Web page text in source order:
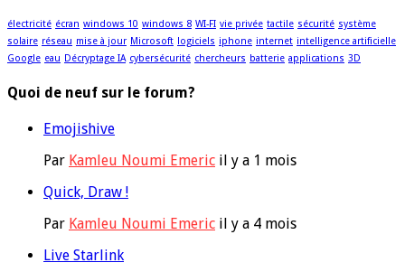
électricité écran windows 10 windows 8 WI-FI vie privée tactile sécurité système
solaire réseau mise à jour Microsoft logiciels iphone internet intelligence artificielle
Google eau Décryptage IA cybersécurité chercheurs batterie applications 3D
Quoi de neuf sur le forum?
Emojishive
Par Kamleu Noumi Emeric il y a 1 mois
Quick, Draw !
Par Kamleu Noumi Emeric il y a 4 mois
Live Starlink